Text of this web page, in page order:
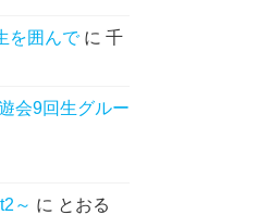
を囲んでに 千
会9回生グルー
～ に とおる